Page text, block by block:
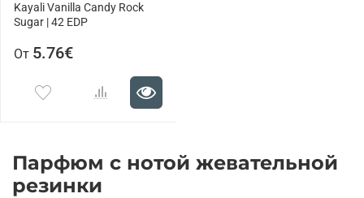
Kayali Vanilla Candy Rock
Sugar | 42 EDP
От 5.76€
Парфюм с нотой жевательной
резинки